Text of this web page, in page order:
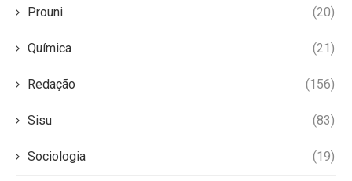
Prouni (20)
Química (21)
Redação (156)
Sisu (83)
Sociologia (19)